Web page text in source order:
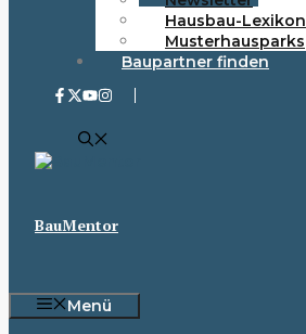
Hausbau-Lexikon
Musterhausparks
Baupartner finden
BauMentor
Menü